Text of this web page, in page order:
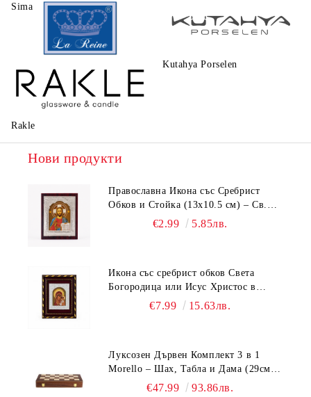
Sima
La Reine Kutahya Porselen
Rakle
Нови продукти
Православна Икона със Сребрист
Обков и Стойка (13х10.5 см) – Св.
Николай, Св. Георги, Исус Христос,
€2.99 5.85лв.
Икона със сребрист обков Света
Богородица или Исус Христос в
рамка бордо и злато (18.5х15.5 см)
€7.99 15.63лв.
Луксозен Дървен Комплект 3 в 1
Morello – Шах, Табла и Дама (29см /
39см / 49см)€47.99 93.86лв.